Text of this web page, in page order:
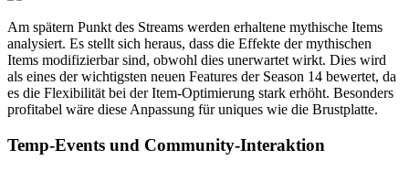
Am spätern Punkt des Streams werden erhaltene mythische Items
analysiert. Es stellt sich heraus, dass die Effekte der mythischen
Items modifizierbar sind, obwohl dies unerwartet wirkt. Dies wird
als eines der wichtigsten neuen Features der Season 14 bewertet, da
es die Flexibilität bei der Item-Optimierung stark erhöht. Besonders
profitabel wäre diese Anpassung für uniques wie die Brustplatte.
Temp-Events und Community-Interaktion